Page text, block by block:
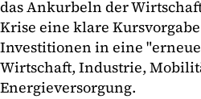
das Ankurbeln der
Krise eine klare
Investitionen in eine
Wirtschaft, Industrie,
Energieversorgung.